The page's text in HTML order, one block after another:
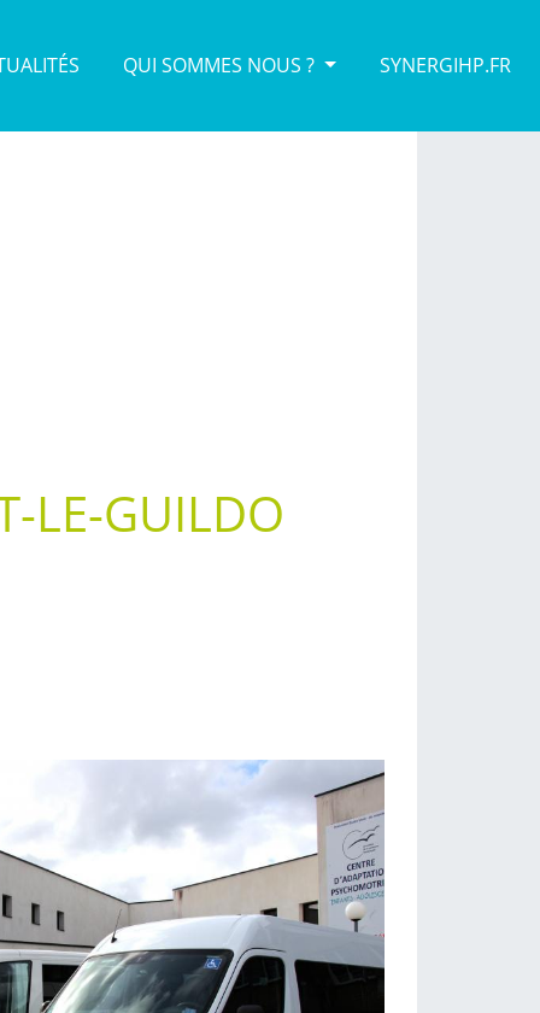
QUI SOMMES NOUS ? SYNERGIHP.FR
LE-GUILDO